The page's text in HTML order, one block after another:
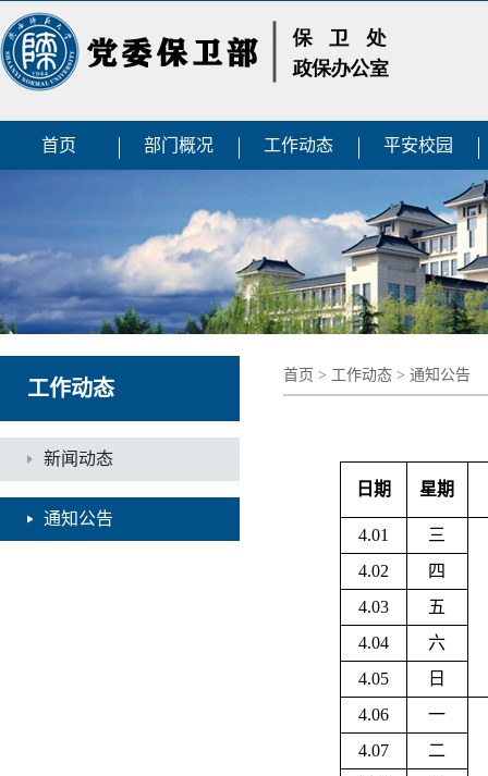
首页 部门概况 工作动态 平安校园
工作动态
新闻动态
通知公告
首页 > 工作动态 > 通知公告
日期 星期
4.01
三
4.02
四
4.03
五
4.04
六
4.05
日
4.06
一
4.07
二